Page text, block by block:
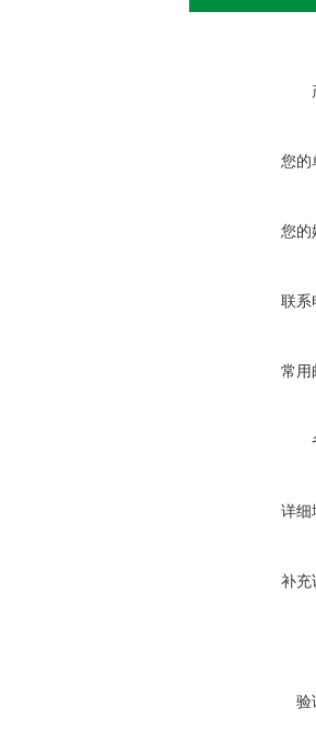
您的
您的
联系
常用
详细
补充
验